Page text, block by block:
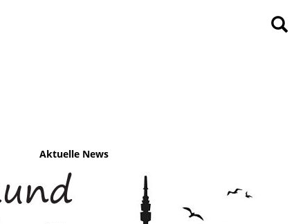
Aktuelle News